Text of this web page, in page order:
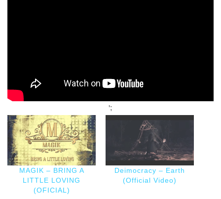
';
MAGIK – BRING A
LITTLE LOVING
(OFICIAL)
Deimocracy – Earth
(Official Video)